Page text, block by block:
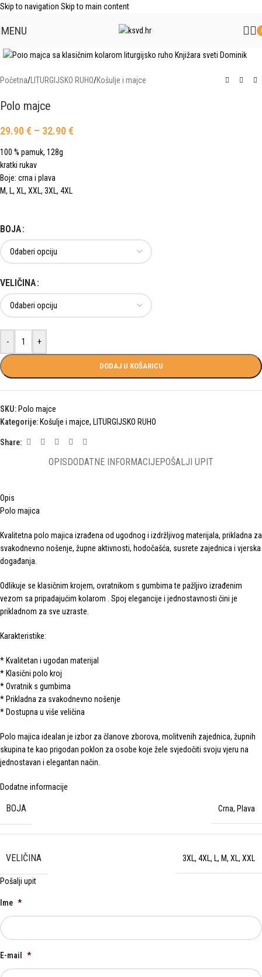
Skip to navigation Skip to main content
MENU
Početna/LITURGIJSKO RUHO/Košulje i majce
Polo majce
29.90€ – 32.90€
100 % pamuk, 128g
kratki rukav
Boje: crna i plava
M, L, XL, XXL, 3XL, 4XL
BOJA
VELIČINA
- +
DODAJ U KOŠARICU
SKU: Polo majce
Kategorije: Košulje i majce, LITURGIJSKO RUHO
Share:
OPISDODATNE INFORMACIJEPOŠALJI UPIT
Opis
Polo majica
Kvalitetna polo majica izrađena od ugodnog i izdržljivog materijala, prikladna za
svakodnevno nošenje, župne aktivnosti, hodočašća, susrete zajednica i vjerska
događanja.
Odlikuje se klasičnim krojem, ovratnikom s gumbima te pažljivo izrađenim
vezom sa pripadajućim kolarom . Spoj elegancije i jednostavnosti čini je
prikladnom za sve uzraste.
Karakteristike:
* Kvalitetan i ugodan materijal
* Klasični polo kroj
* Ovratnik s gumbima
* Prikladna za svakodnevno nošenje
* Dostupna u više veličina
Polo majica idealan je izbor za članove zborova, molitvenih zajednica, župnih
skupina te kao prigodan poklon za osobe koje žele svjedočiti svoju vjeru na
jednostavan i elegantan način.
Dodatne informacije
BOJA Crna, Plava
VELIČINA 3XL, 4XL, L, M, XL, XXL
Pošalji upit
Ime *
E-mail *